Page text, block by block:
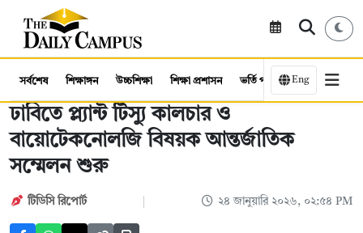
সর্বশেষ শিক্ষাঙ্গন উচ্চশিক্ষা শিক্ষা প্রশাসন ভর্তি পরীক্ষা কর্মসংস্থান
Eng
ঢাবিতে প্ল্যান্ট টিস্যু কালচার ও
বায়োটেকনোলজি বিষয়ক আন্তর্জাতিক
সম্মেলন শুরু
টিডিসি রিপোর্ট ২৪ জানুয়ারি ২০২৬, ০২:৫৪ PM